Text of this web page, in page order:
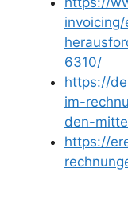
6310/
https://
im-
den-
https://